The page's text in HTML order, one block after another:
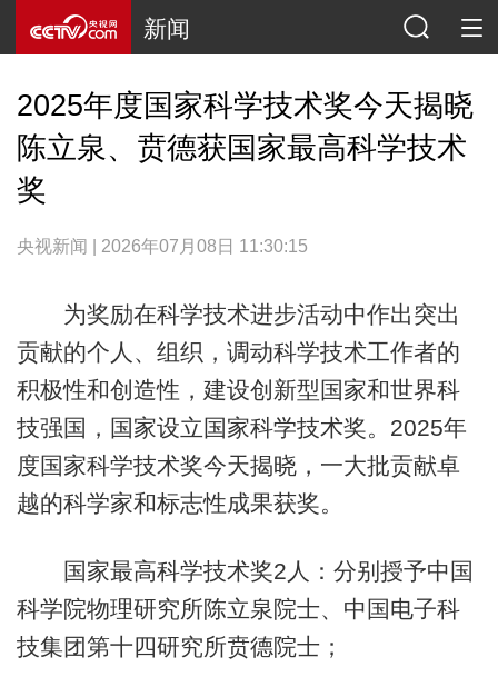
新闻
2025年度国家科学技术奖今天揭晓
陈立泉、贲德获国家最高科学技术
奖
央视新闻 | 2026年07月08日 11:30:15
为奖励在科学技术进步活动中作出突出
贡献的个人、组织，调动科学技术工作者的
积极性和创造性，建设创新型国家和世界科
技强国，国家设立国家科学技术奖。2025年
度国家科学技术奖今天揭晓，一大批贡献卓
越的科学家和标志性成果获奖。
国家最高科学技术奖2人：分别授予中国
科学院物理研究所陈立泉院士、中国电子科
技集团第十四研究所贲德院士；